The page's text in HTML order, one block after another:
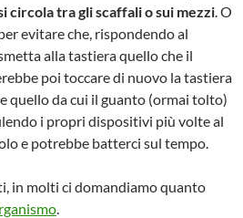
circolatra gli scaffali o sui mezzi. O
evitare che, rispondendo al
alla tastiera quello che il
poi toccare di nuovo la tastiera
quello da cui il guanto (ormai tolto)
i propri dispositivi più volte al
e potrebbe batterci sul tempo.
in molti ci domandiamo quanto
.